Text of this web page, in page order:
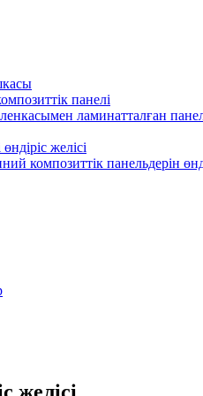
панелі
ламинатталған
желісі
композиттік панельдерін